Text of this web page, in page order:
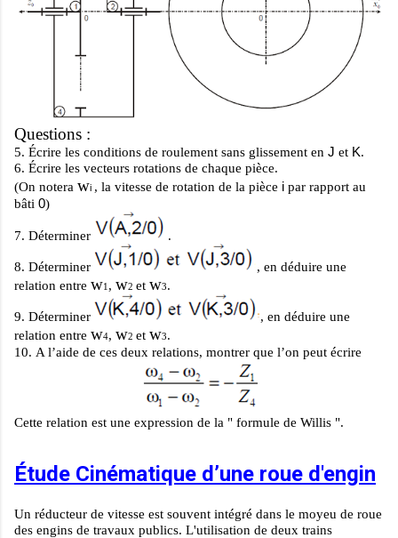
Questions :
5. Écrire les conditions de roulement sans glissement en J et K.
6. Écrire les vecteurs rotations de chaque pièce.
(On notera wi , la vitesse de rotation de la pièce i par rapport au
bâti 0)
7. Déterminer .
8. Déterminer
, en déduire une
relation entre w1, w2 et w3.
9. Déterminer
, en déduire une
relation entre w4, w2 et w3.
10. A l’aide de ces deux relations, montrer que l’on peut écrire
Cette relation est une expression de la " formule de Willis ".
Étude Cinématique d’une roue d'engin
Un réducteur de vitesse est souvent intégré dans le moyeu de roue
des engins de travaux publics. L'utilisation de deux trains